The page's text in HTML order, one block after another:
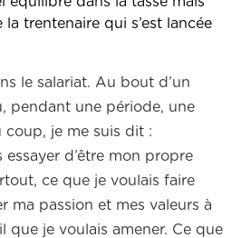
la trentenaire qui s’est lancée
le salariat. Au bout d’un
pendant une période, une
coup, je me suis dit :
essayer d’être mon propre
ce que je voulais faire
ma passion et mes valeurs à
que je voulais amener. Ce que